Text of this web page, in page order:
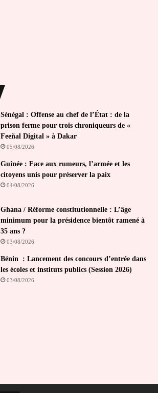
Sénégal : Offense au chef de l’État : de la
prison ferme pour trois chroniqueurs de «
Feeñal Digital » à Dakar
05/08/2026
Guinée : Face aux rumeurs, l’armée et les
citoyens unis pour préserver la paix
04/08/2026
Ghana / Réforme constitutionnelle : L’âge
minimum pour la présidence bientôt ramené à
35 ans ?
03/08/2026
Bénin : Lancement des concours d’entrée dans
les écoles et instituts publics (Session 2026)
03/08/2026